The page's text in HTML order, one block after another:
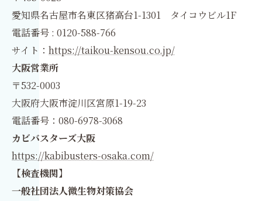
愛知県名古屋市名東区猪高台1-1301 タイコウビル1F
電話番号 : 0120-588-766
サイト： https://taikou-kensou.co.jp/
大阪営業所
〒532-0003
大阪府大阪市淀川区宮原1-19-23
電話番号：080-6978-3068
カビバスターズ大阪
https://kabibusters-osaka.com/
【検査機関】
一般社団法人微生物対策協会